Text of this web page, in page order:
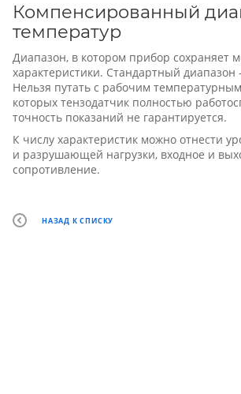
Компенсированный
температур
Диапазон, в котором прибор сохраняет
характеристики. Стандартный диапазон
Нельзя путать с рабочим
которых тензодатчик полностью
точность показаний не гарантируется.
К числу характеристик можно отнести
и разрушающей нагрузки, входное и
сопротивление.
НАЗАД К СПИСКУ